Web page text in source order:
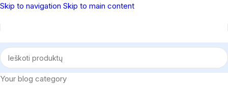
Skip to navigation Skip to main content
Your blog category